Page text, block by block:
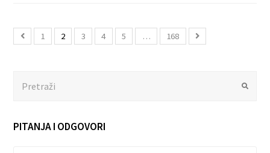
1 2 3 4 5 … 168
Submit
PITANJA I ODGOVORI